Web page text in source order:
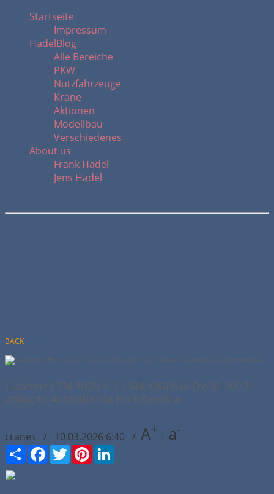
Startseite
Impressum
HadelBlog
Alle Bereiche
PKW
Nutzfahrzeuge
Krane
Aktionen
Modellbau
Verschiedenes
About us
Frank Hadel
Jens Hadel
BACK
Liebherr LTM 1070-4.2 / SN: 060 636 (YoM: 2017)
going to Australia via Port Kembla
cranes / 10.03.2026 6:40 / A+ | a-
Сподели FacebookTwitter Pinterest